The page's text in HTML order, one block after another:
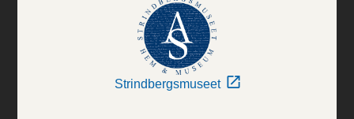
Strindbergsmuseet